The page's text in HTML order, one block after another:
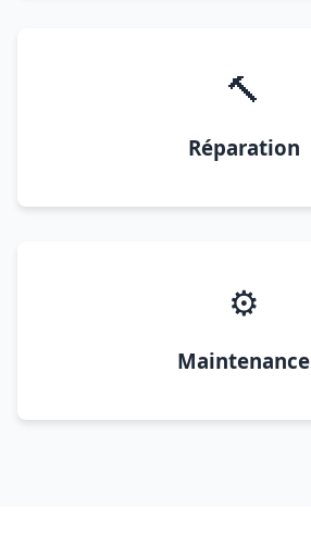
🔨
Réparation
⚙️
Maintenance